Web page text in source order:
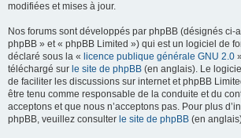
modifiées et mises à jour.
Nos forums sont développés par phpBB (désignés ci-
phpBB » et « phpBB Limited ») qui est un logiciel de
déclaré sous la « licence publique générale GNU 2.0
téléchargé sur le site de phpBB (en anglais). Le
de faciliter les discussions sur internet et phpBB
être tenu comme responsable de la conduite et du
acceptons et que nous n’acceptons pas. Pour plus
phpBB, veuillez consulter le site de phpBB (en